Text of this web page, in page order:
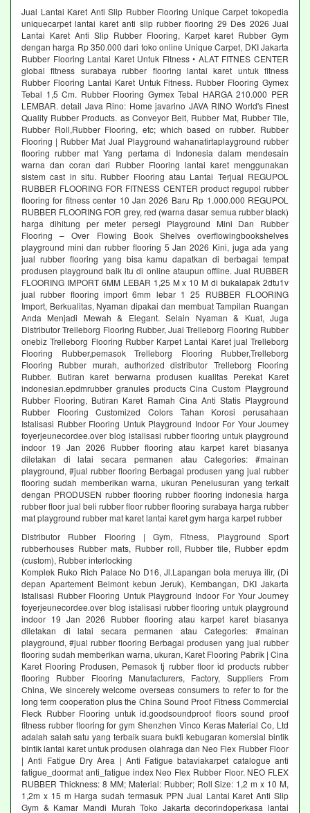
Jual Lantai Karet Anti Slip Rubber Flooring Unique Carpet tokopedia
uniquecarpet lantai karet anti slip rubber flooring 29 Des 2026 Jual
Lantai Karet Anti Slip Rubber Flooring, Karpet karet Rubber Gym
dengan harga Rp 350.000 dari toko online Unique Carpet, DKI Jakarta
Rubber Flooring Lantai Karet Untuk Fitness • ALAT FITNES CENTER
global fitness surabaya rubber flooring lantai karet untuk fitness
Rubber Flooring Lantai Karet Untuk Fitness. Rubber Flooring Gymex
Tebal 1,5 Cm. Rubber Flooring Gymex Tebal HARGA 210.000 PER
LEMBAR. detail Java Rino: Home javarino JAVA RINO World's Finest
Quality Rubber Products. as Conveyor Belt, Rubber Mat, Rubber Tile,
Rubber Roll,Rubber Flooring, etc; which based on rubber. Rubber
Flooring | Rubber Mat Jual Playground wahanatirtaplayground rubber
flooring rubber mat Yang pertama di Indonesia dalam mendesain
warna dan coran dari Rubber Flooring lantai karet menggunakan
sistem cast in situ. Rubber Flooring atau Lantai Terjual REGUPOL
RUBBER FLOORING FOR FITNESS CENTER product regupol rubber
flooring for fitness center 10 Jan 2026 Baru Rp 1.000.000 REGUPOL
RUBBER FLOORING FOR grey, red (warna dasar semua rubber black)
harga dihitung per meter persegi Playground Mini Dan Rubber
Flooring – Over Flowing Book Shelves overflowingbookshelves
playground mini dan rubber flooring 5 Jan 2026 Kini, juga ada yang
jual rubber flooring yang bisa kamu dapatkan di berbagai tempat
produsen playground baik itu di online ataupun offline. Jual RUBBER
FLOORING IMPORT 6MM LEBAR 1,25 M x 10 M di bukalapak 2dtu1v
jual rubber flooring import 6mm lebar 1 25 RUBBER FLOORING
Import, Berkualitas, Nyaman dipakai dan membuat Tampilan Ruangan
Anda Menjadi Mewah & Elegant. Selain Nyaman & Kuat, Juga
Distributor Trelleborg Flooring Rubber, Jual Trelleborg Flooring Rubber
onebiz Trelleborg Flooring Rubber Karpet Lantai Karet jual Trelleborg
Flooring Rubber,pemasok Trelleborg Flooring Rubber,Trelleborg
Flooring Rubber murah, authorized distributor Trelleborg Flooring
Rubber. Butiran karet berwarna produsen kualitas Perekat Karet
indonesian.epdmrubber granules products Cina Custom Playground
Rubber Flooring, Butiran Karet Ramah Cina Anti Statis Playground
Rubber Flooring Customized Colors Tahan Korosi perusahaan
Istalisasi Rubber Flooring Untuk Playground Indoor For Your Journey
foyerjeunecordee.over blog istalisasi rubber flooring untuk playground
indoor 19 Jan 2026 Rubber flooring atau karpet karet biasanya
diletakan di latai secara permanen atau Categories: #mainan
playground, #jual rubber flooring Berbagai produsen yang jual rubber
flooring sudah memberikan warna, ukuran Penelusuran yang terkait
dengan PRODUSEN rubber flooring rubber flooring indonesia harga
rubber floor jual beli rubber floor rubber flooring surabaya harga rubber
mat playground rubber mat karet lantai karet gym harga karpet rubber
Distributor Rubber Flooring | Gym, Fitness, Playground Sport
rubberhouses Rubber mats, Rubber roll, Rubber tile, Rubber epdm
(custom), Rubber interlocking
Komplek Ruko Rich Palace No D16, Jl.Lapangan bola meruya ilir, (Di
depan Apartement Belmont kebun Jeruk), Kembangan, DKI Jakarta
Istalisasi Rubber Flooring Untuk Playground Indoor For Your Journey
foyerjeunecordee.over blog istalisasi rubber flooring untuk playground
indoor 19 Jan 2026 Rubber flooring atau karpet karet biasanya
diletakan di latai secara permanen atau Categories: #mainan
playground, #jual rubber flooring Berbagai produsen yang jual rubber
flooring sudah memberikan warna, ukuran, Karet Flooring Pabrik | Cina
Karet Flooring Produsen, Pemasok tj rubber floor id products rubber
flooring Rubber Flooring Manufacturers, Factory, Suppliers From
China, We sincerely welcome overseas consumers to refer to for the
long term cooperation plus the China Sound Proof Fitness Commercial
Fleck Rubber Flooring untuk id.goodsoundproof floors sound proof
fitness rubber flooring for gym Shenzhen Vinco Keras Material Co, Ltd
adalah salah satu yang terbaik suara bukti kebugaran komersial bintik
bintik lantai karet untuk produsen olahraga dan Neo Flex Rubber Floor
| Anti Fatigue Dry Area | Anti Fatigue bataviakarpet catalogue anti
fatigue_doormat anti_fatigue index Neo Flex Rubber Floor. NEO FLEX
RUBBER Thickness: 8 MM; Material: Rubber; Roll Size: 1,2 m x 10 M,
1,2m x 15 m Harga sudah termasuk PPN Jual Lantai Karet Anti Slip
Gym & Kamar Mandi Murah Toko Jakarta decorindoperkasa lantai